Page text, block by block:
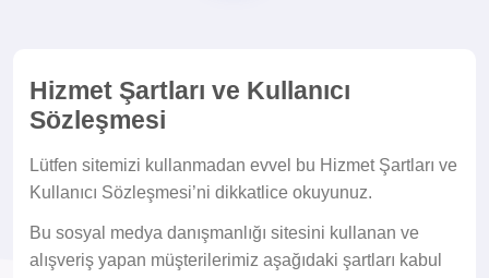
Hizmet Şartları ve Kullanıcı
Sözleşmesi
Lütfen sitemizi kullanmadan evvel bu Hizmet Şartları ve
Kullanıcı Sözleşmesi’ni dikkatlice okuyunuz.
Bu sosyal medya danışmanlığı sitesini kullanan ve
alışveriş yapan müşterilerimiz aşağıdaki şartları kabul